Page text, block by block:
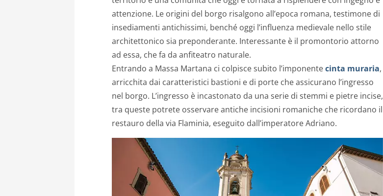
attenzione. Le origini del borgo risalgono all’epoca romana, testimone di
insediamenti antichissimi, benché oggi l’influenza medievale nello stile
architettonico sia preponderante. Interessante è il promontorio attorno
ad essa, che fa da anfiteatro naturale.
Entrando a Massa Martana ci colpisce subito l’imponentecinta muraria,
arricchita dai caratteristici bastioni e di porte che assicurano l’ingresso
nel borgo. L’ingresso è incastonato da una serie di stemmi e pietre incise,
tra queste potrete osservare antiche incisioni romaniche che ricordano il
restauro della via Flaminia, eseguito dall’imperatoreAdriano.